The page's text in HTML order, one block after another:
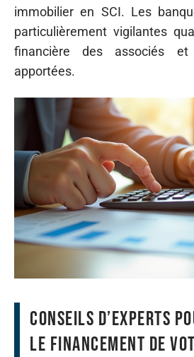
immobilier en SCI. Les
particulièrement vigilantes
financière des associés
apportées.
Conseils d’experts
le financement de